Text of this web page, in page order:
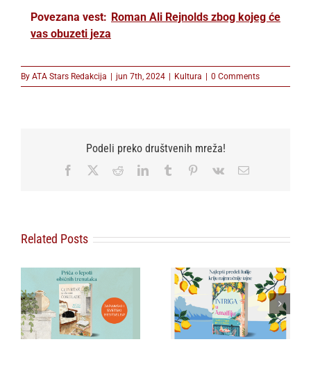
Povezana vest: Roman Ali Rejnolds zbog kojeg će
vas obuzeti jeza
By ATA Stars Redakcija jun 7th, 2024 Kultura 0 Comments
Podeli preko društvenih mreža!
Facebook RedditLinkedInTumblr Pinterest
Vk Email
Related Posts
Agata Kristi na
italijanski način:
Ovaj triler hit je leta!
Misteriozno delo
koje je postalo
najtraženiji
kolekcionarski
primerak –